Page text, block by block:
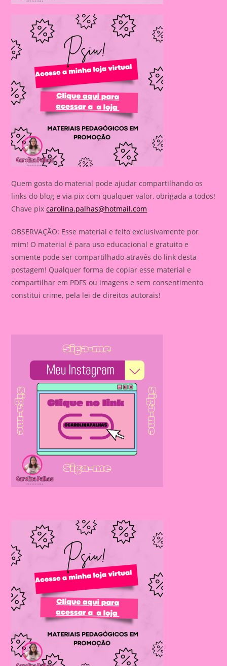
Quem gosta do material pode ajudar compartilhando os
links do blog e via pix com qualquer valor, obrigada a todos!
Chave pixcarolina.palhas@hotmail.com
OBSERVAÇÃO: Esse material e feito exclusivamente por
mim! O material é para uso educacional e gratuito e
somente pode ser compartilhado através do link desta
postagem! Qualquer forma de copiar esse material e
compartilhar em PDFS ou imagens e sem consentimento
constitui crime, pela lei de direitos autorais!